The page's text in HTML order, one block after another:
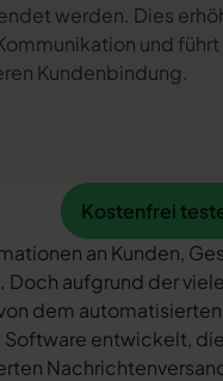
werden. Dies
und führt
Kundenbindung.
Kostenfrei testen
Kostenfrei
an Kunden,
Doch aufgrund der
dem
Software entwickelt,